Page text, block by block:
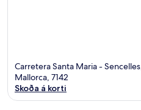
Carretera Santa Maria -
Mallorca, 7142
Skoða á korti